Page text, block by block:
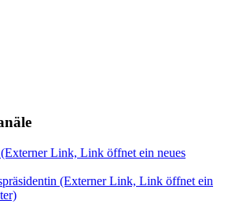
(Externer Link, Link öffnet ein neues
(Externer Link, Link öffnet ein